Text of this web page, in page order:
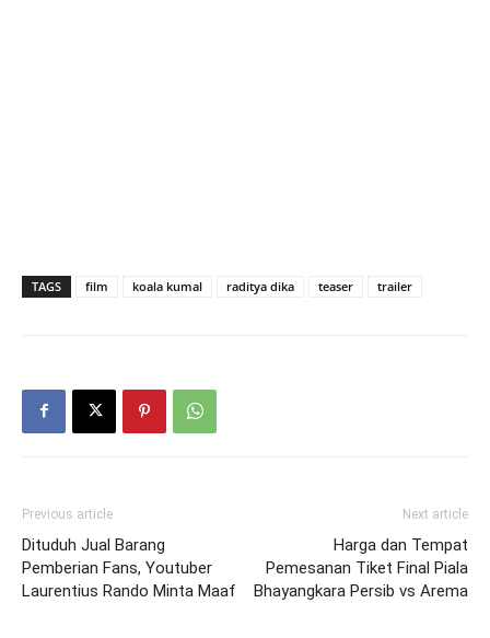
TAGS film koala kumal raditya dika teaser trailer
Previous article
Dituduh Jual Barang
Pemberian Fans, Youtuber
Laurentius Rando Minta Maaf
Next article
Harga dan Tempat
Pemesanan Tiket Final Piala
Bhayangkara Persib vs Arema